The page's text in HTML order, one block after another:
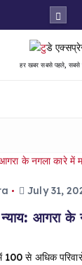
हर खबर सबसे पहले, सबसे
July 31,
न्याय: आगरा
से अधिक